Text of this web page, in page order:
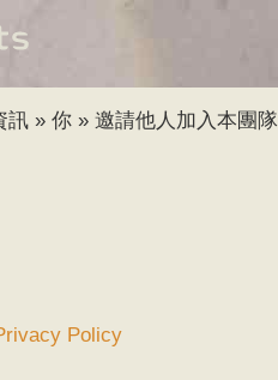
訊 » 你 » 邀請他人加入本團隊
Policy